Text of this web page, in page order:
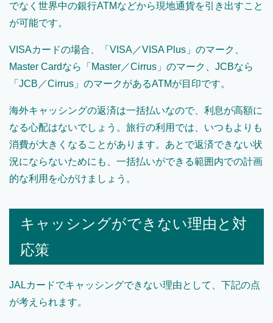
でなく世界中の銀行ATMなどから現地通貨を引き出すこと
が可能です。
VISAカードの場合、「VISA／VISA Plus」のマーク、
Master Cardなら「Master／Cirrus」のマーク、JCBなら
「JCB／Cirrus」のマークがあるATMが目印です。
海外キャッシングの返済は一括払いなので、利息が高額に
なる心配はないでしょう。旅行の利用では、いつもよりも
消費が大きくなることがあります。あとで返済できない状
況にならないためにも、一括払いができる範囲内での計画
的な利用を心がけましょう。
キャッシングができない理由と対
応策
JALカードでキャッシングできない理由として、下記の点
が考えられます。